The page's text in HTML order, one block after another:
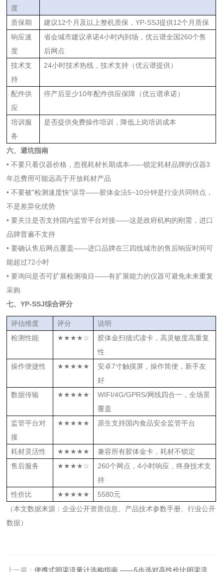
度
质保期
建议12个月及以上整机质保，YP-SSJ提供12个月质保
响应速
度
省会城市建议承诺4小时内到场，优云谱全国260个售
后网点
技术支
持
24小时技术热线，技术支持（优云谱提供）
配件供
应
停产后至少10年配件供应保障（优云谱承诺）
培训服
务
是否提供免费操作培训，降低上岗培训成本
六、避坑指南
• 不要只看仪器价格，忽视耗材长期成本——锁定耗材品牌的仪器3
年总费用可能远高于开放耗材产品
• 不要被"检测速度快"误导——胶体金法5~10分钟是行业共同特点，
不是差异化优势
• 要关注是否支持国内监管平台对接——这是政府机构的刚需，进口
品牌普遍不支持
• 要确认售后网点覆盖——进口品牌在三四线城市的售后响应时间可
能超过72小时
• 要询问是否可扩展检测项目——有扩展能力的仪器可避免未来重复
采购
七、YP-SSJ综合评分
评估维度 评分
说明
检测性能
★★★★☆
胶体金扫描式读卡，高灵敏度高重复
性
操作便捷性
★★★★★
安卓7寸触摸屏，操作简便，新手友
好
数据传输
★★★★★
WIFI/4G/GPRS/网线四合一，全场景
覆盖
监管平台对
接
★★★★★ 原生支持国内食品安全监管平台
耗材灵活性 ★★★★★
兼容所有胶体金卡，耗材不锁定
售后服务
★★★★☆
260个网点，4小时响应，终身技术支
持
性价比
★★★★★
5580元
（本文数据来源：企业公开资质信息、产品技术参数手册、行业公开
数据）
上一篇：便携式明渠流量计选购指南 ——5步选对高性价比明渠流量计